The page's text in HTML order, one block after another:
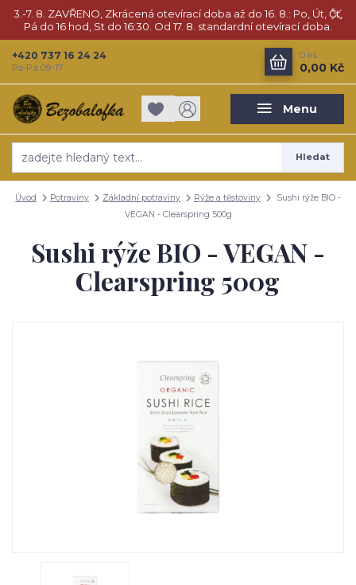
3.-7. 8. ZAVŘENO, Zkrácená otevírací doba až do 16. 8.: Po, Út, Čt,
Pá do 16 hod, St do 16:30. Od 17. 8. standardní otevírací doba.
Menu
Hledat
+420 737 16 24 24
Po-Pá 09-17
0 ks
0,00 Kč
Úvod Potraviny Základní potraviny Rýže a těstoviny
Sushi rýže BIO -
VEGAN - Clearspring 500g
Sushi rýže BIO - VEGAN -
Clearspring 500g